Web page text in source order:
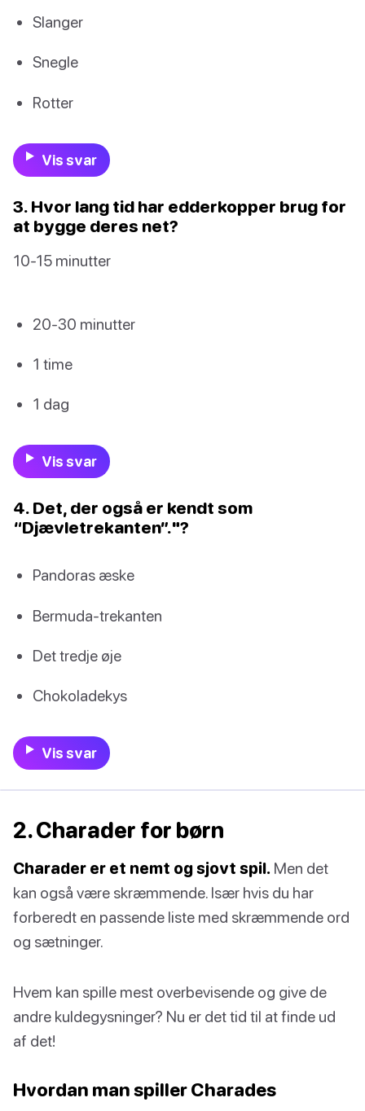
Slanger
Snegle
Rotter
Vis svar
3. Hvor lang tid har edderkopper brug for
at bygge deres net?
10-15 minutter
20-30 minutter
1 time
1 dag
Vis svar
4. Det, der også er kendt som
“Djævletrekanten”."?
Pandoras æske
Bermuda-trekanten
Det tredje øje
Chokoladekys
Vis svar
2. Charader for børn
Charader er et nemt og sjovt spil. Men det
kan også være skræmmende. Især hvis du har
forberedt en passende liste med skræmmende ord
og sætninger.
Hvem kan spille mest overbevisende og give de
andre kuldegysninger? Nu er det tid til at finde ud
af det!
Hvordan man spiller Charades